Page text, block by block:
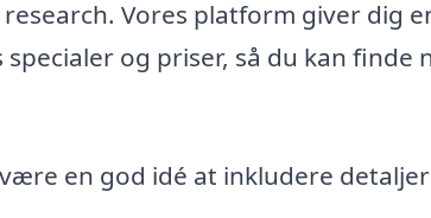
Vores platform giver dig
og priser, så du kan finde
en god idé at inkludere